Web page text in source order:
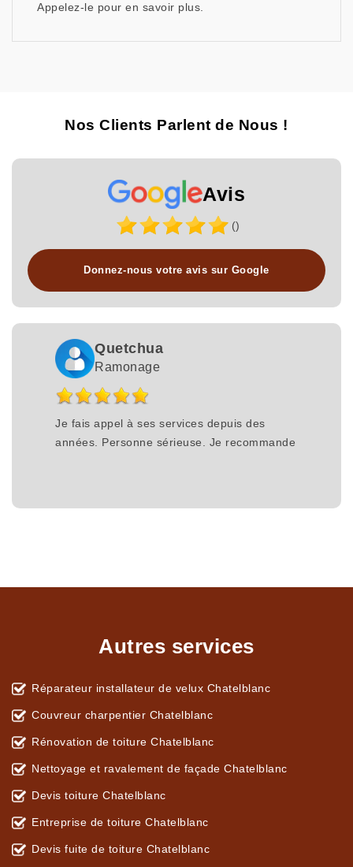
Appelez-le pour en savoir plus.
Nos Clients Parlent de Nous !
Avis
()
Donnez-nous votre avis sur Google
Quetchua
Ramonage
Je fais appel à ses services depuis des
années. Personne sérieuse. Je recommande
Autres services
Réparateur installateur de velux Chatelblanc
Couvreur charpentier Chatelblanc
Rénovation de toiture Chatelblanc
Nettoyage et ravalement de façade Chatelblanc
Devis toiture Chatelblanc
Entreprise de toiture Chatelblanc
Devis fuite de toiture Chatelblanc